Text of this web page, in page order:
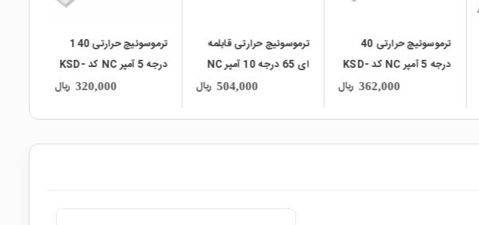
ترموسوئیچ حرارتی 40
درجه 5 آمپر NC کد KSD-
362,000 ریال
ترموسوئیچ حرارتی قابلمه
ای 65 درجه 10 آمپر NC
504,000 ریال
ترموسوئیچ حرارتی 140
درجه 5 آمپر NC کد KSD-
320,000 ریال